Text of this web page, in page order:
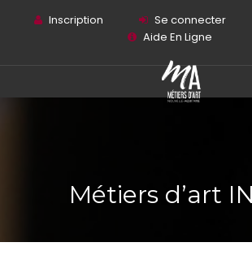
Inscription Se connecter
Aide En Ligne
Métiers d’art